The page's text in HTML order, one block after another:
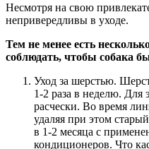
Несмотря на свою
непривередливы в уходе.
Тем не менее есть
соблюдать, чтобы собака
Уход за шерстью.
1-2 раза в неделю. Для
расчески. Во время
удаляя при этом
в 1-2 месяца с
кондиционеров. Что